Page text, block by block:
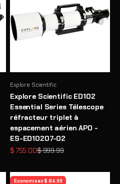
Explore Scientific
Explore Scientific ED102
Essential Series Télescope
réfracteur triplet à
espacement aérien APO -
ES-ED10207-02
Prix de vente
$ 755.00Prix normal
$ 999.99
Economisez $ 84.99